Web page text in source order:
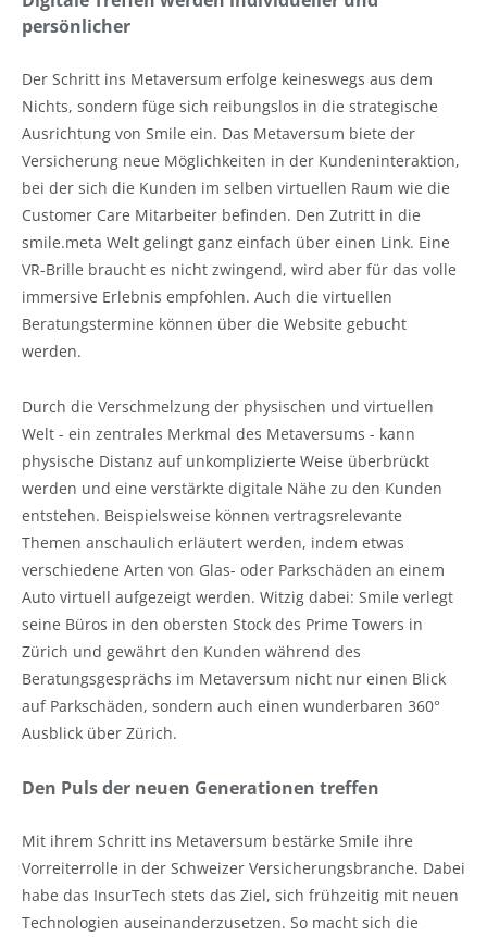
persönlicher
Der Schritt ins Metaversum erfolge keineswegs aus dem
Nichts, sondern füge sich reibungslos in die strategische
Ausrichtung von Smile ein. Das Metaversum biete der
Versicherung neue Möglichkeiten in der Kundeninteraktion,
bei der sich die Kunden im selben virtuellen Raum wie die
Customer Care Mitarbeiter befinden. Den Zutritt in die
smile.meta Welt gelingt ganz einfach über einen Link. Eine
VR-Brille braucht es nicht zwingend, wird aber für das volle
immersive Erlebnis empfohlen. Auch die virtuellen
Beratungstermine können über die Website gebucht
werden.
Durch die Verschmelzung der physischen und virtuellen
Welt - ein zentrales Merkmal des Metaversums - kann
physische Distanz auf unkomplizierte Weise überbrückt
werden und eine verstärkte digitale Nähe zu den Kunden
entstehen. Beispielsweise können vertragsrelevante
Themen anschaulich erläutert werden, indem etwas
verschiedene Arten von Glas- oder Parkschäden an einem
Auto virtuell aufgezeigt werden. Witzig dabei: Smile verlegt
seine Büros in den obersten Stock des Prime Towers in
Zürich und gewährt den Kunden während des
Beratungsgesprächs im Metaversum nicht nur einen Blick
auf Parkschäden, sondern auch einen wunderbaren 360°
Ausblick über Zürich.
Den Puls der neuen Generationen treffen
Mit ihrem Schritt ins Metaversum bestärke Smile ihre
Vorreiterrolle in der Schweizer Versicherungsbranche. Dabei
habe das InsurTech stets das Ziel, sich frühzeitig mit neuen
Technologien auseinanderzusetzen. So macht sich die